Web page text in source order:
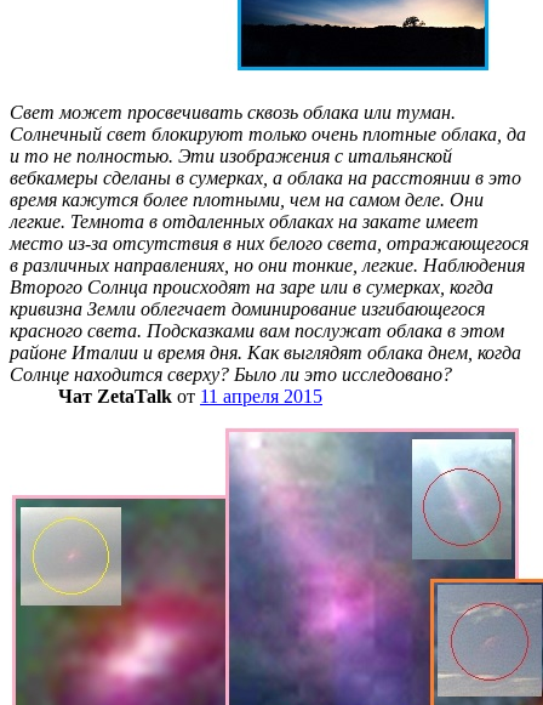
Свет может просвечивать сквозь облака или туман.
Солнечный свет блокируют только очень плотные облака, да
и то не полностью. Эти изображения с итальянской
вебкамеры сделаны в сумерках, а облака на расстоянии в это
время кажутся более плотными, чем на самом деле. Они
легкие. Темнота в отдаленных облаках на закате имеет
место из-за отсутствия в них белого света, отражающегося
в различных направлениях, но они тонкие, легкие. Наблюдения
Второго Солнца происходят на заре или в сумерках, когда
кривизна Земли облегчает доминирование изгибающегося
красного света. Подсказками вам послужат облака в этом
районе Италии и время дня. Как выглядят облака днем, когда
Солнце находится сверху? Было ли это исследовано?
Чат ZetaTalk от 11 апреля 2015